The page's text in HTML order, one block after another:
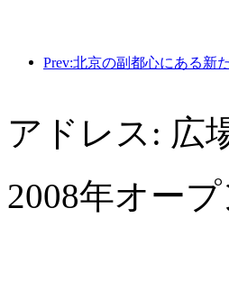
アドレス: 広
2008年オープ